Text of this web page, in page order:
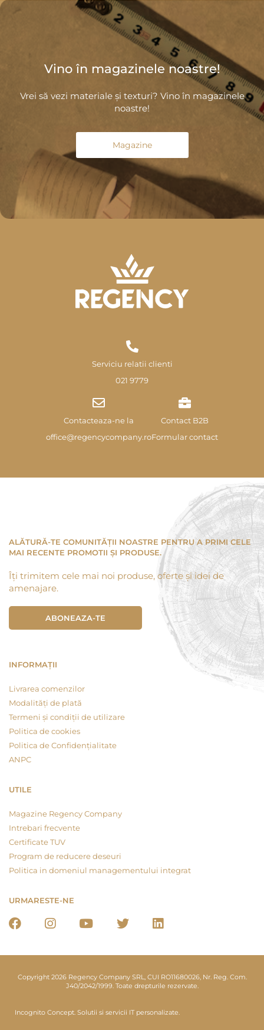
Vino în magazinele noastre!
Vrei să vezi materiale și texturi? Vino în magazinele
noastre!
Magazine
Serviciu relatii clienti
021 9779
Contacteaza-ne la
office@regencycompany.ro
Contact B2B
Formular contact
ALĂTURĂ-TE COMUNITĂȚII NOASTRE PENTRU A PRIMI CELE
MAI RECENTE PROMOTII ȘI PRODUSE.
Îți trimitem cele mai noi produse, oferte și idei de
amenajare.
ABONEAZA-TE
INFORMAȚII
Livrarea comenzilor
Modalități de plată
Termeni și condiții de utilizare
Politica de cookies
Politica de Confidențialitate
ANPC
UTILE
Magazine Regency Company
Intrebari frecvente
Certificate TUV
Program de reducere deseuri
Politica in domeniul managementului integrat
URMARESTE-NE
Copyright 2026 Regency Company SRL, CUI RO11680026, Nr. Reg. Com.
J40/2042/1999. Toate drepturile rezervate.
Incognito Concept. Solutii si servicii IT personalizate.